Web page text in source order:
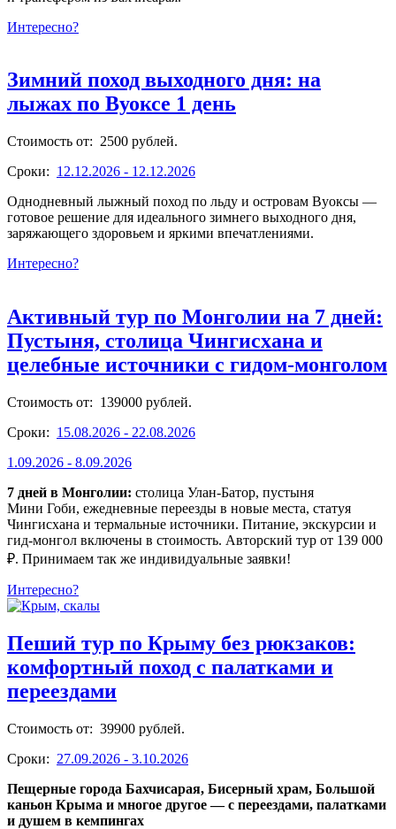
Интересно?
Зимний поход выходного дня: на
лыжах по Вуоксе 1 день
Стоимость от: 2500 рублей.
Сроки: 12.12.2026 - 12.12.2026
Однодневный лыжный поход по льду и островам Вуоксы —
готовое решение для идеального зимнего выходного дня,
заряжающего здоровьем и яркими впечатлениями.
Интересно?
Активный тур по Монголии на 7 дней:
Пустыня, столица Чингисхана и
целебные источники с гидом-монголом
Стоимость от: 139000 рублей.
Сроки: 15.08.2026 - 22.08.2026
1.09.2026 - 8.09.2026
7 дней в Монголии: столица Улан-Батор, пустыня
Мини Гоби, ежедневные переезды в новые места, статуя
Чингисхана и термальные источники. Питание, экскурсии и
гид-монгол включены в стоимость. Авторский тур от 139 000
₽. Принимаем так же индивидуальные заявки!
Интересно?
Пеший тур по Крыму без рюкзаков:
комфортный поход с палатками и
переездами
Стоимость от: 39900 рублей.
Сроки: 27.09.2026 - 3.10.2026
Пещерные города Бахчисарая, Бисерный храм, Большой
каньон Крыма и многое другое — с переездами, палатками
и душем в кемпингах